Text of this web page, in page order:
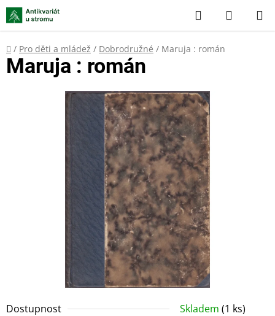
Přejít
na
obsah
Hledat
KOŠÍK
Domů
/ Pro děti a mládež / Dobrodružné / Maruja : román
Dostupnost Skladem (1 ks)
Maruja : román